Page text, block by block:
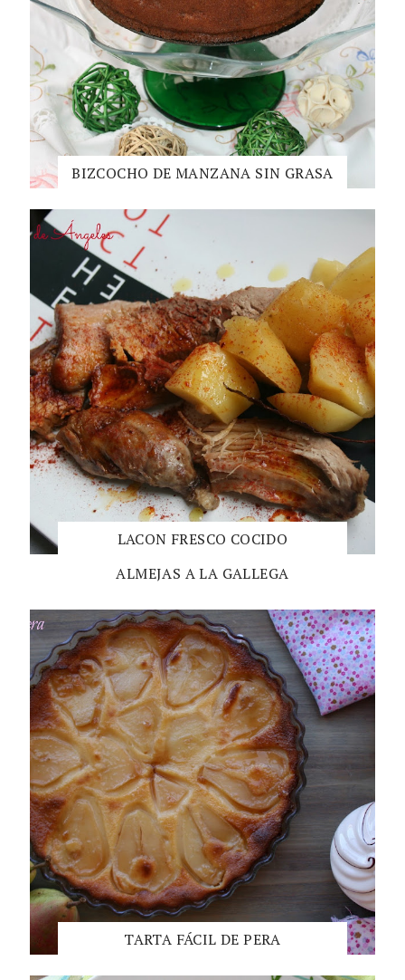
BIZCOCHO DE MANZANA SIN GRASA
LACON FRESCO COCIDO
ALMEJAS A LA GALLEGA
TARTA FÁCIL DE PERA